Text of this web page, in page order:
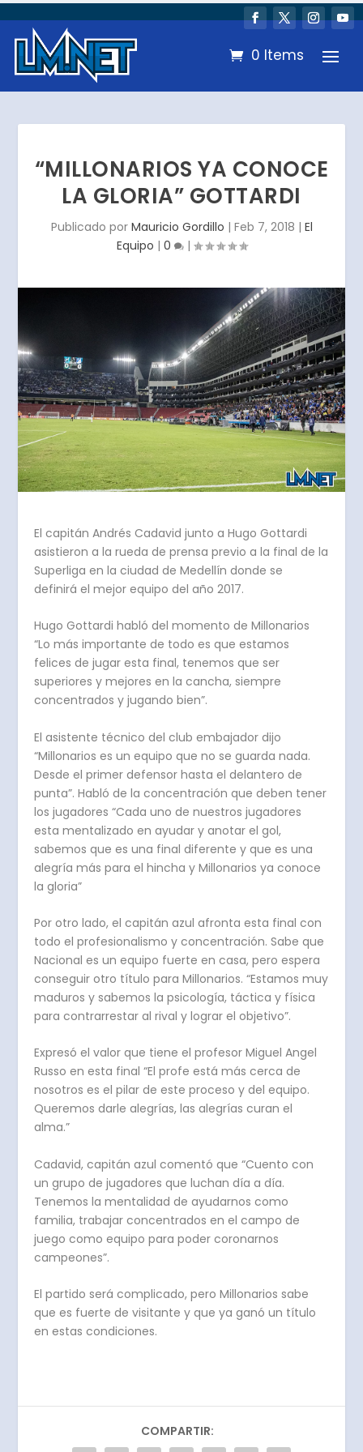
0 Items
“MILLONARIOS YA CONOCE
LA GLORIA” GOTTARDI
Publicado por Mauricio Gordillo | Feb 7, 2018 | El
Equipo | 0 |
El capitán Andrés Cadavid junto a Hugo Gottardi
asistieron a la rueda de prensa previo a la final de la
Superliga en la ciudad de Medellín donde se
definirá el mejor equipo del año 2017.
Hugo Gottardi habló del momento de Millonarios
“Lo más importante de todo es que estamos
felices de jugar esta final, tenemos que ser
superiores y mejores en la cancha, siempre
concentrados y jugando bien”.
El asistente técnico del club embajador dijo
“Millonarios es un equipo que no se guarda nada.
Desde el primer defensor hasta el delantero de
punta”. Habló de la concentración que deben tener
los jugadores “Cada uno de nuestros jugadores
esta mentalizado en ayudar y anotar el gol,
sabemos que es una final diferente y que es una
alegría más para el hincha y Millonarios ya conoce
la gloria”
Por otro lado, el capitán azul afronta esta final con
todo el profesionalismo y concentración. Sabe que
Nacional es un equipo fuerte en casa, pero espera
conseguir otro título para Millonarios. “Estamos muy
maduros y sabemos la psicología, táctica y física
para contrarrestar al rival y lograr el objetivo”.
Expresó el valor que tiene el profesor Miguel Angel
Russo en esta final “El profe está más cerca de
nosotros es el pilar de este proceso y del equipo.
Queremos darle alegrías, las alegrías curan el
alma.”
Cadavid, capitán azul comentó que “Cuento con
un grupo de jugadores que luchan día a día.
Tenemos la mentalidad de ayudarnos como
familia, trabajar concentrados en el campo de
juego como equipo para poder coronarnos
campeones”.
El partido será complicado, pero Millonarios sabe
que es fuerte de visitante y que ya ganó un título
en estas condiciones.
COMPARTIR: